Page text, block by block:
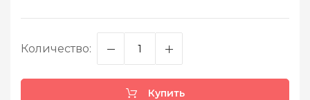
Количество:
Купить